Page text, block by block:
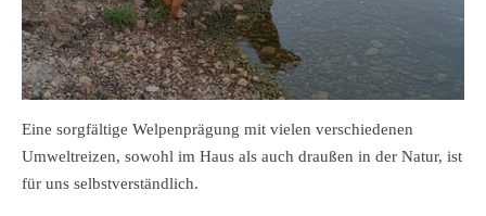
Eine sorgfältige Welpenprägung mit vielen verschiedenen
Umweltreizen, sowohl im Haus als auch draußen in der Natur, ist
für uns selbstverständlich.